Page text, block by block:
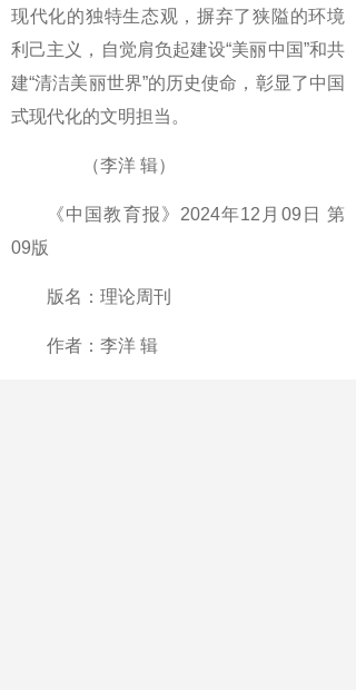
现代化的独特生态观，摒弃了狭隘的环境
利己主义，自觉肩负起建设“美丽中国”和共
建“清洁美丽世界”的历史使命，彰显了中国
式现代化的文明担当。
（李洋 辑）
《中国教育报》2024年12月09日 第
09版
版名：理论周刊
作者：李洋 辑